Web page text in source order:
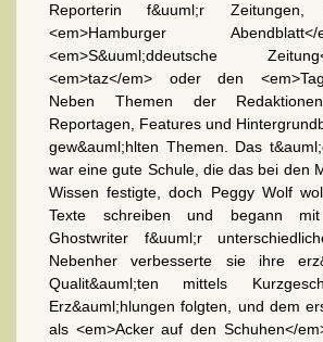
Reporterin f&uuml;r
<em>Hamburger
<em>S&uuml;ddeutsche
<em>taz</em> oder den
Neben Themen der
Reportagen, Features und
gew&auml;hlten Themen. Das
war eine gute Schule, die das bei den
Wissen festigte, doch Peggy Wolf
Texte schreiben und begann
Ghostwriter f&uuml;r
Nebenher verbesserte sie ihre
Qualit&auml;ten mittels
Erz&auml;hlungen folgten, und dem
als <em>Acker auf den Schuhen</